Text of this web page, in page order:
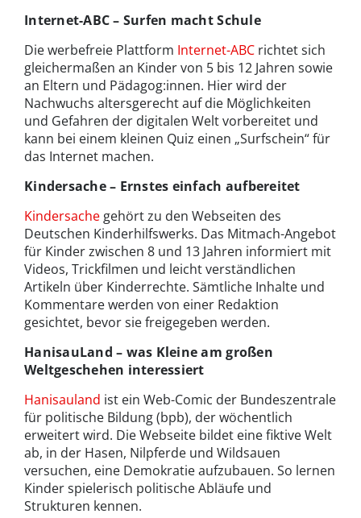
Internet-ABC – Surfen macht Schule
Die werbefreie Plattform Internet-ABC richtet sich
gleichermaßen an Kinder von 5 bis 12 Jahren sowie
an Eltern und Pädagog:innen. Hier wird der
Nachwuchs altersgerecht auf die Möglichkeiten
und Gefahren der digitalen Welt vorbereitet und
kann bei einem kleinen Quiz einen „Surfschein“ für
das Internet machen.
Kindersache – Ernstes einfach aufbereitet
Kindersache gehört zu den Webseiten des
Deutschen Kinderhilfswerks. Das Mitmach-Angebot
für Kinder zwischen 8 und 13 Jahren informiert mit
Videos, Trickfilmen und leicht verständlichen
Artikeln über Kinderrechte. Sämtliche Inhalte und
Kommentare werden von einer Redaktion
gesichtet, bevor sie freigegeben werden.
HanisauLand – was Kleine am großen
Weltgeschehen interessiert
Hanisauland ist ein Web-Comic der Bundeszentrale
für politische Bildung (bpb), der wöchentlich
erweitert wird. Die Webseite bildet eine fiktive Welt
ab, in der Hasen, Nilpferde und Wildsauen
versuchen, eine Demokratie aufzubauen. So lernen
Kinder spielerisch politische Abläufe und
Strukturen kennen.